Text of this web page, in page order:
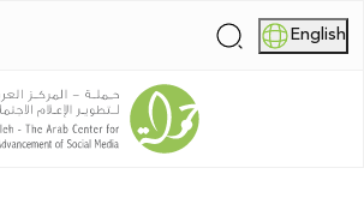
| English